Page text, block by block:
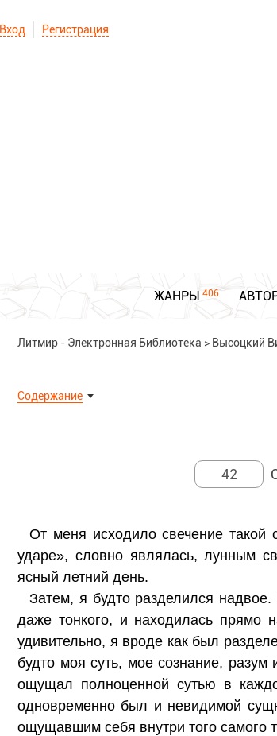
Вход Регистрация
ЖАНРЫ 406
Литмир - Электронная Библиотека > Высоцкий
Содержание
От меня исходило свечение
ударе», словно являлась, лунным
ясный летний день.
Затем, я будто разделился
даже тонкого, и находилась прямо
удивительно, я вроде как был
будто моя суть, мое сознание,
ощущал полноценной сутью в
одновременно был и невидимой
ощущавшим себя внутри того самого